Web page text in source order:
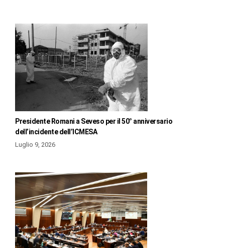
Presidente Romani a Seveso per il 50° anniversario
dell’incidente dell’ICMESA
Luglio 9, 2026